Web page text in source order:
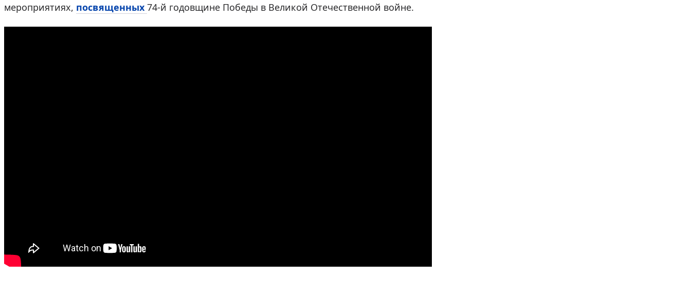
мероприятиях, посвященных 74-й годовщине Победы в Великой Отечественной войне.